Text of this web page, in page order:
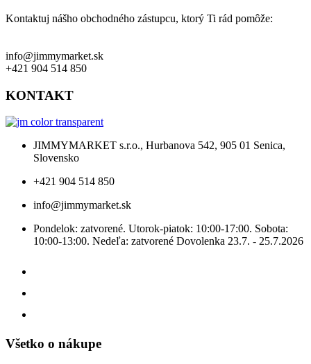
Kontaktuj nášho obchodného zástupcu, ktorý Ti rád pomôže:
info@jimmymarket.sk
+421 904 514 850
KONTAKT
JIMMYMARKET s.r.o., Hurbanova 542, 905 01 Senica,
Slovensko
+421 904 514 850
info@jimmymarket.sk
Pondelok: zatvorené. Utorok-piatok: 10:00-17:00. Sobota:
10:00-13:00. Nedeľa: zatvorené Dovolenka 23.7. - 25.7.2026
Všetko o nákupe